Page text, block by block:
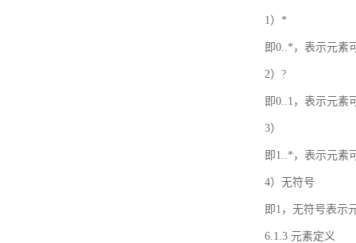
1）*
即0..*，表示元素
2）?
即0..1，表示元素
3）
即1..*，表示元素
4）无符号
即1，无符号表示
6.1.3 元素定义